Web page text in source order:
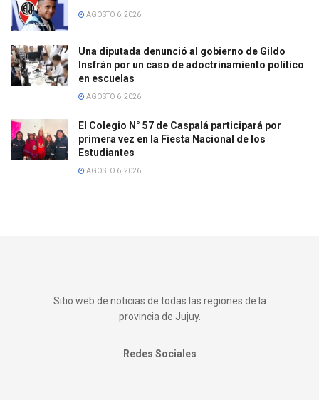
AGOSTO 6, 2026
Una diputada denunció al gobierno de Gildo
Insfrán por un caso de adoctrinamiento político
en escuelas
AGOSTO 6, 2026
El Colegio N° 57 de Caspalá participará por
primera vez en la Fiesta Nacional de los
Estudiantes
AGOSTO 6, 2026
Sitio web de noticias de todas las regiones de la
provincia de Jujuy.
Redes Sociales